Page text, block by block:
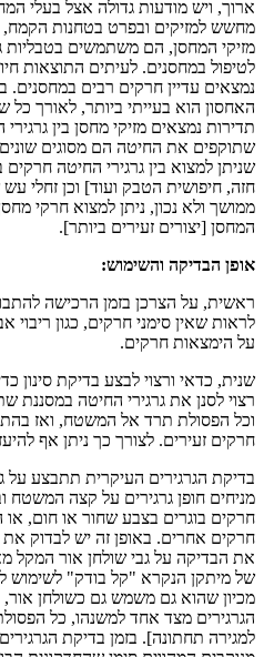
ארוך, ויש מודעות גדולה אצל בעלי
מחשש למזיקים ובפרט בטחנות הקמח,
מזיקי המחסן, הם משתמשים בטבליות
לטיפול במחסנים. לעיתים התוצאות
נמצאים עדיין חרקים רבים במחסנים.
האחסון הוא בעייתי ביותר, לאורך
תדירות נמצאים מזיקי מחסן בין
שתוקפים את החיטה הם מסוגים שונים
שניתן למצוא בין גרגירי החיטה חרקים
חזה, חיפושית הטבק ועוד] וכן זחלי
ממושך ולא נכון, ניתן למצוא חרקי
המחסן [יצורים זעירים ביותר].
אופן הבדיקה והשימוש:
ראשית, על הצרכן בזמן הרכישה
לראות שאין סימני חרקים, כגון ריבוי
על הימצאות חרקים.
שנית, כדאי ורצוי לבצע בדיקת סינון
רצוי לסנן את גרגירי החיטה במסננת
וכל הפסולת תרד אל המשטח, ואז
חרקים זעירים. לצורך כך ניתן אף
בדיקת הגרגירים העיקרית תתבצע
מניחים חופן גרגירים על קצה המשטח
חרקים בוגרים בצבע שחור או חום, או
חרקים אחרים. באופן זה יש לבדוק
את הבדיקה על גבי שולחן אור המקל
של מיתקן הנקרא "קל בודק" לשימוש
מכיון שהוא גם משמש גם כשולחן
הגרגירים מצד אחד למשנהו, כל
למגירה תחתונה]. בזמן בדיקת